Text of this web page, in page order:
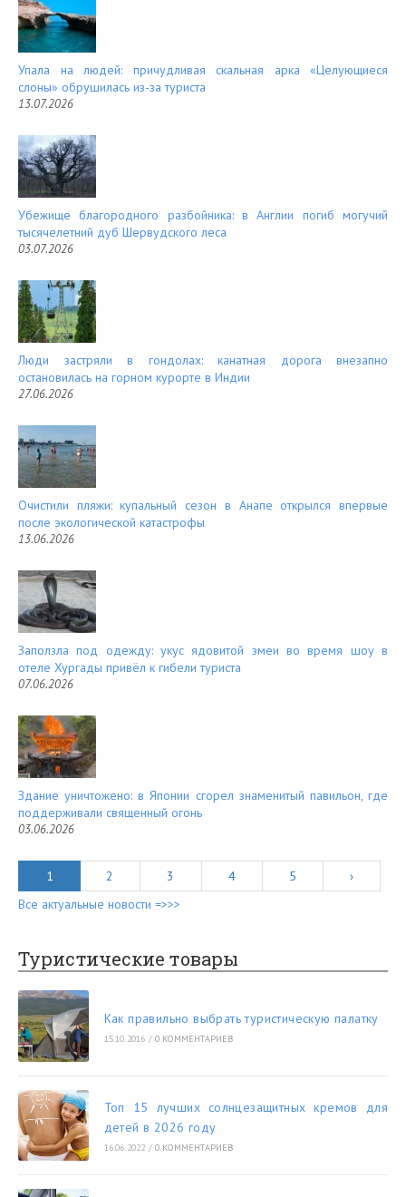
Упала на людей: причудливая скальная арка «Целующиеся
слоны» обрушилась из-за туриста
13.07.2026
Убежище благородного разбойника: в Англии погиб могучий
тысячелетний дуб Шервудского леса
03.07.2026
Люди застряли в гондолах: канатная дорога внезапно
остановилась на горном курорте в Индии
27.06.2026
Очистили пляжи: купальный сезон в Анапе открылся впервые
после экологической катастрофы
13.06.2026
Заползла под одежду: укус ядовитой змеи во время шоу в
отеле Хургады привёл к гибели туриста
07.06.2026
Здание уничтожено: в Японии сгорел знаменитый павильон, где
поддерживали священный огонь
03.06.2026
1 2 3 4 5
›
Все актуальные новости =>>>
Туристические товары
Как правильно выбрать туристическую палатку
15.10.2016 / 0 КОММЕНТАРИЕВ
Топ 15 лучших солнцезащитных кремов для
детей в 2026 году
16.06.2022 / 0 КОММЕНТАРИЕВ